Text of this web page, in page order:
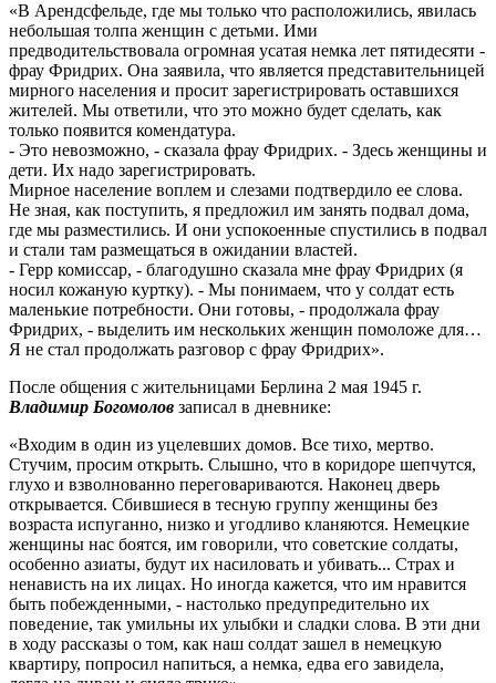
«В Арендсфельде, где мы только что расположились, явилась
небольшая толпа женщин с детьми. Ими
предводительствовала огромная усатая немка лет пятидесяти -
фрау Фридрих. Она заявила, что является представительницей
мирного населения и просит зарегистрировать оставшихся
жителей. Мы ответили, что это можно будет сделать, как
только появится комендатура.
- Это невозможно, - сказала фрау Фридрих. - Здесь женщины и
дети. Их надо зарегистрировать.
Мирное население воплем и слезами подтвердило ее слова.
Не зная, как поступить, я предложил им занять подвал дома,
где мы разместились. И они успокоенные спустились в подвал
и стали там размещаться в ожидании властей.
- Герр комиссар, - благодушно сказала мне фрау Фридрих (я
носил кожаную куртку). - Мы понимаем, что у солдат есть
маленькие потребности. Они готовы, - продолжала фрау
Фридрих, - выделить им нескольких женщин помоложе для…
Я не стал продолжать разговор с фрау Фридрих».
После общения с жительницами Берлина 2 мая 1945 г.
Владимир Богомолов записал в дневнике:
«Входим в один из уцелевших домов. Все тихо, мертво.
Стучим, просим открыть. Слышно, что в коридоре шепчутся,
глухо и взволнованно переговариваются. Наконец дверь
открывается. Сбившиеся в тесную группу женщины без
возраста испуганно, низко и угодливо кланяются. Немецкие
женщины нас боятся, им говорили, что советские солдаты,
особенно азиаты, будут их насиловать и убивать... Страх и
ненависть на их лицах. Но иногда кажется, что им нравится
быть побежденными, - настолько предупредительно их
поведение, так умильны их улыбки и сладки слова. В эти дни
в ходу рассказы о том, как наш солдат зашел в немецкую
квартиру, попросил напиться, а немка, едва его завидела,